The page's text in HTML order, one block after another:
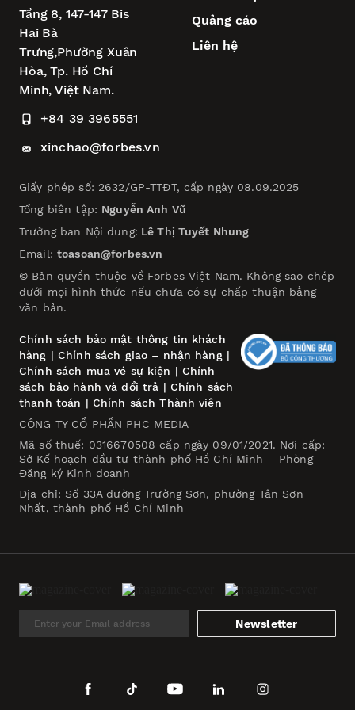
Tầng 8, 147-147 Bis
Hai Bà
Trưng,Phường Xuân
Hòa,Tp. Hồ Chí
Minh, Việt Nam.
+84 39 3965551
xinchao@forbes.vn
Quảng cáo
Liên hệ
Giấy phép số: 2632/GP-TTĐT, cấp ngày 08.09.2025
Tổng biên tập: Nguyễn Anh Vũ
Trưởng ban Nội dung: Lê Thị Tuyết Nhung
Email: toasoan@forbes.vn
© Bản quyền thuộc về Forbes Việt Nam. Không sao chép
dưới mọi hình thức nếu chưa có sự chấp thuận bằng
văn bản.
Chính sách bảo mật thông tin khách
hàng | Chính sách giao – nhận hàng|
Chính sách mua vé sự kiện | Chính
sách bảo hành và đổi trả | Chính sách
thanh toán | Chính sách Thành viên
CÔNG TY CỔ PHẦN PHC MEDIA
Mã số thuế: 0316670508 cấp ngày 09/01/2021. Nơi cấp:
Sở Kế hoạch đầu tư thành phố Hồ Chí Minh – Phòng
Đăng ký Kinh doanh
Địa chỉ: Số 33A đường Trường Sơn, phường Tân Sơn
Nhất, thành phố Hồ Chí Minh
Newsletter